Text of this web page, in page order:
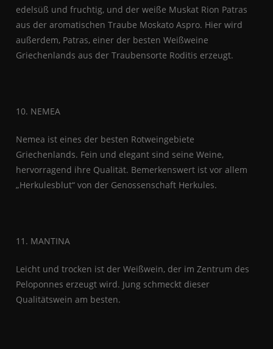
edelsüß und fruchtig, und der weiße Muskat Rion Patras
aus der aromatischen Traube Moskato Aspro. Hier wird
außerdem, Patras, einer der besten Weißweine
Griechenlands aus der Traubensorte Roditis erzeugt.
10. NEMEA
Nemea ist eines der besten Rotweingebiete
Griechenlands. Fein und elegant sind seine Weine,
hervorragend ihre Qualität. Bemerkenswert ist vor allem
„Herkulesblut“ von der Genossenschaft Herkules.
11. MANTINA
Leicht und trocken ist der Weißwein, der im Zentrum des
Peloponnes erzeugt wird. Jung schmeckt dieser
Qualitätswein am besten.